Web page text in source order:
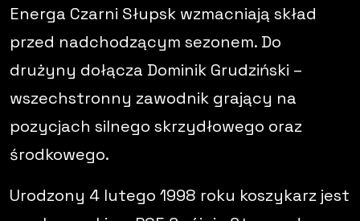
Energa Czarni Słupsk wzmacniają skład
przed nadchodzącym sezonem. Do
drużyny dołącza Dominik Grudziński –
wszechstronny zawodnik grający na
pozycjach silnego skrzydłowego oraz
środkowego.
Urodzony 4 lutego 1998 roku koszykarz jest